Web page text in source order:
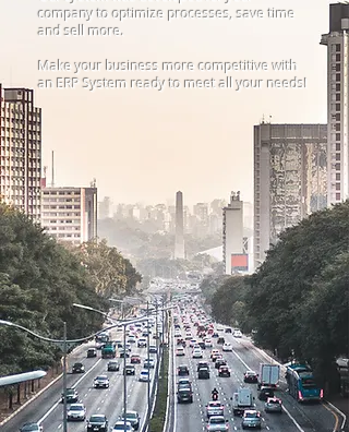
company to optimize processes, save time
and sell more.
Make your business more competitive with
an ERP System ready to meet all your needs!